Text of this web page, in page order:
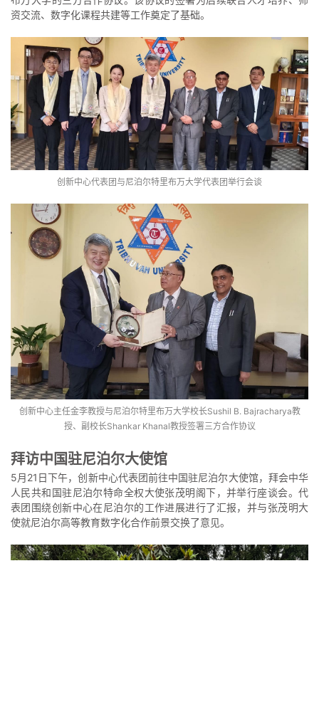
资交流、数字化课程共建等工作奠定了基础。
创新中心代表团与尼泊尔特里布万大学代表团举行会谈
创新中心主任金李教授与尼泊尔特里布万大学校长Sushil B. Bajracharya教
授、副校长Shankar Khanal教授签署三方合作协议
拜访中国驻尼泊尔大使馆
5月21日下午，创新中心代表团前往中国驻尼泊尔大使馆，拜会中华
人民共和国驻尼泊尔特命全权大使张茂明阁下，并举行座谈会。代
表团围绕创新中心在尼泊尔的工作进展进行了汇报，并与张茂明大
使就尼泊尔高等教育数字化合作前景交换了意见。